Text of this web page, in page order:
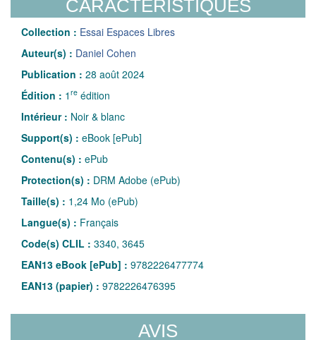
CARACTÉRISTIQUES
Collection : Essai Espaces Libres
Auteur(s) : Daniel Cohen
Publication : 28 août 2024
Édition : 1 re édition
Intérieur : Noir & blanc
Support(s) : eBook [ePub]
Contenu(s) : ePub
Protection(s) : DRM Adobe (ePub)
Taille(s) : 1,24 Mo (ePub)
Langue(s) : Français
Code(s) CLIL : 3340, 3645
EAN13 eBook [ePub] : 9782226477774
EAN13 (papier) : 9782226476395
AVIS